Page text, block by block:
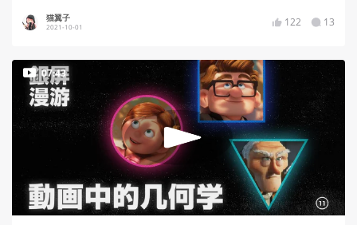
猫翼子
2021-10-01 122 13
07:43